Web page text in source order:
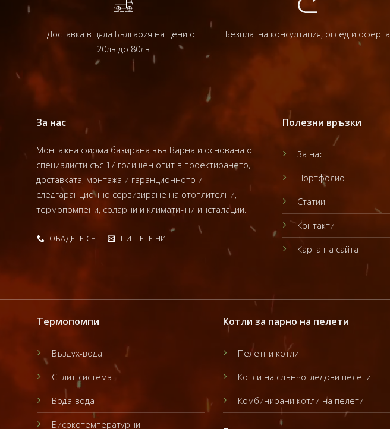
Доставка в цяла България на цени от
20лв до 80лв
Безплатна консултация, оглед и оферта
За нас
Монтажна фирма базирана във Варна и основана от
специалисти със 17 годишен опит в проектирането,
доставката, монтажа и гаранционното и
следгаранционно сервизиране на отоплителни,
термопомпени, соларни и климатични инсталации.
ОБАДЕТЕ СЕ ПИШЕТЕ НИ
Полезни връзки
За нас
Портфолио
Статии
Контакти
Карта на сайта
Термопомпи
Въздух-вода
Сплит-система
Вода-вода
Високотемпературни
Котли за парно на пелети
Пелетни котли
Котли на слънчогледови пелети
Комбинирани котли на пелети